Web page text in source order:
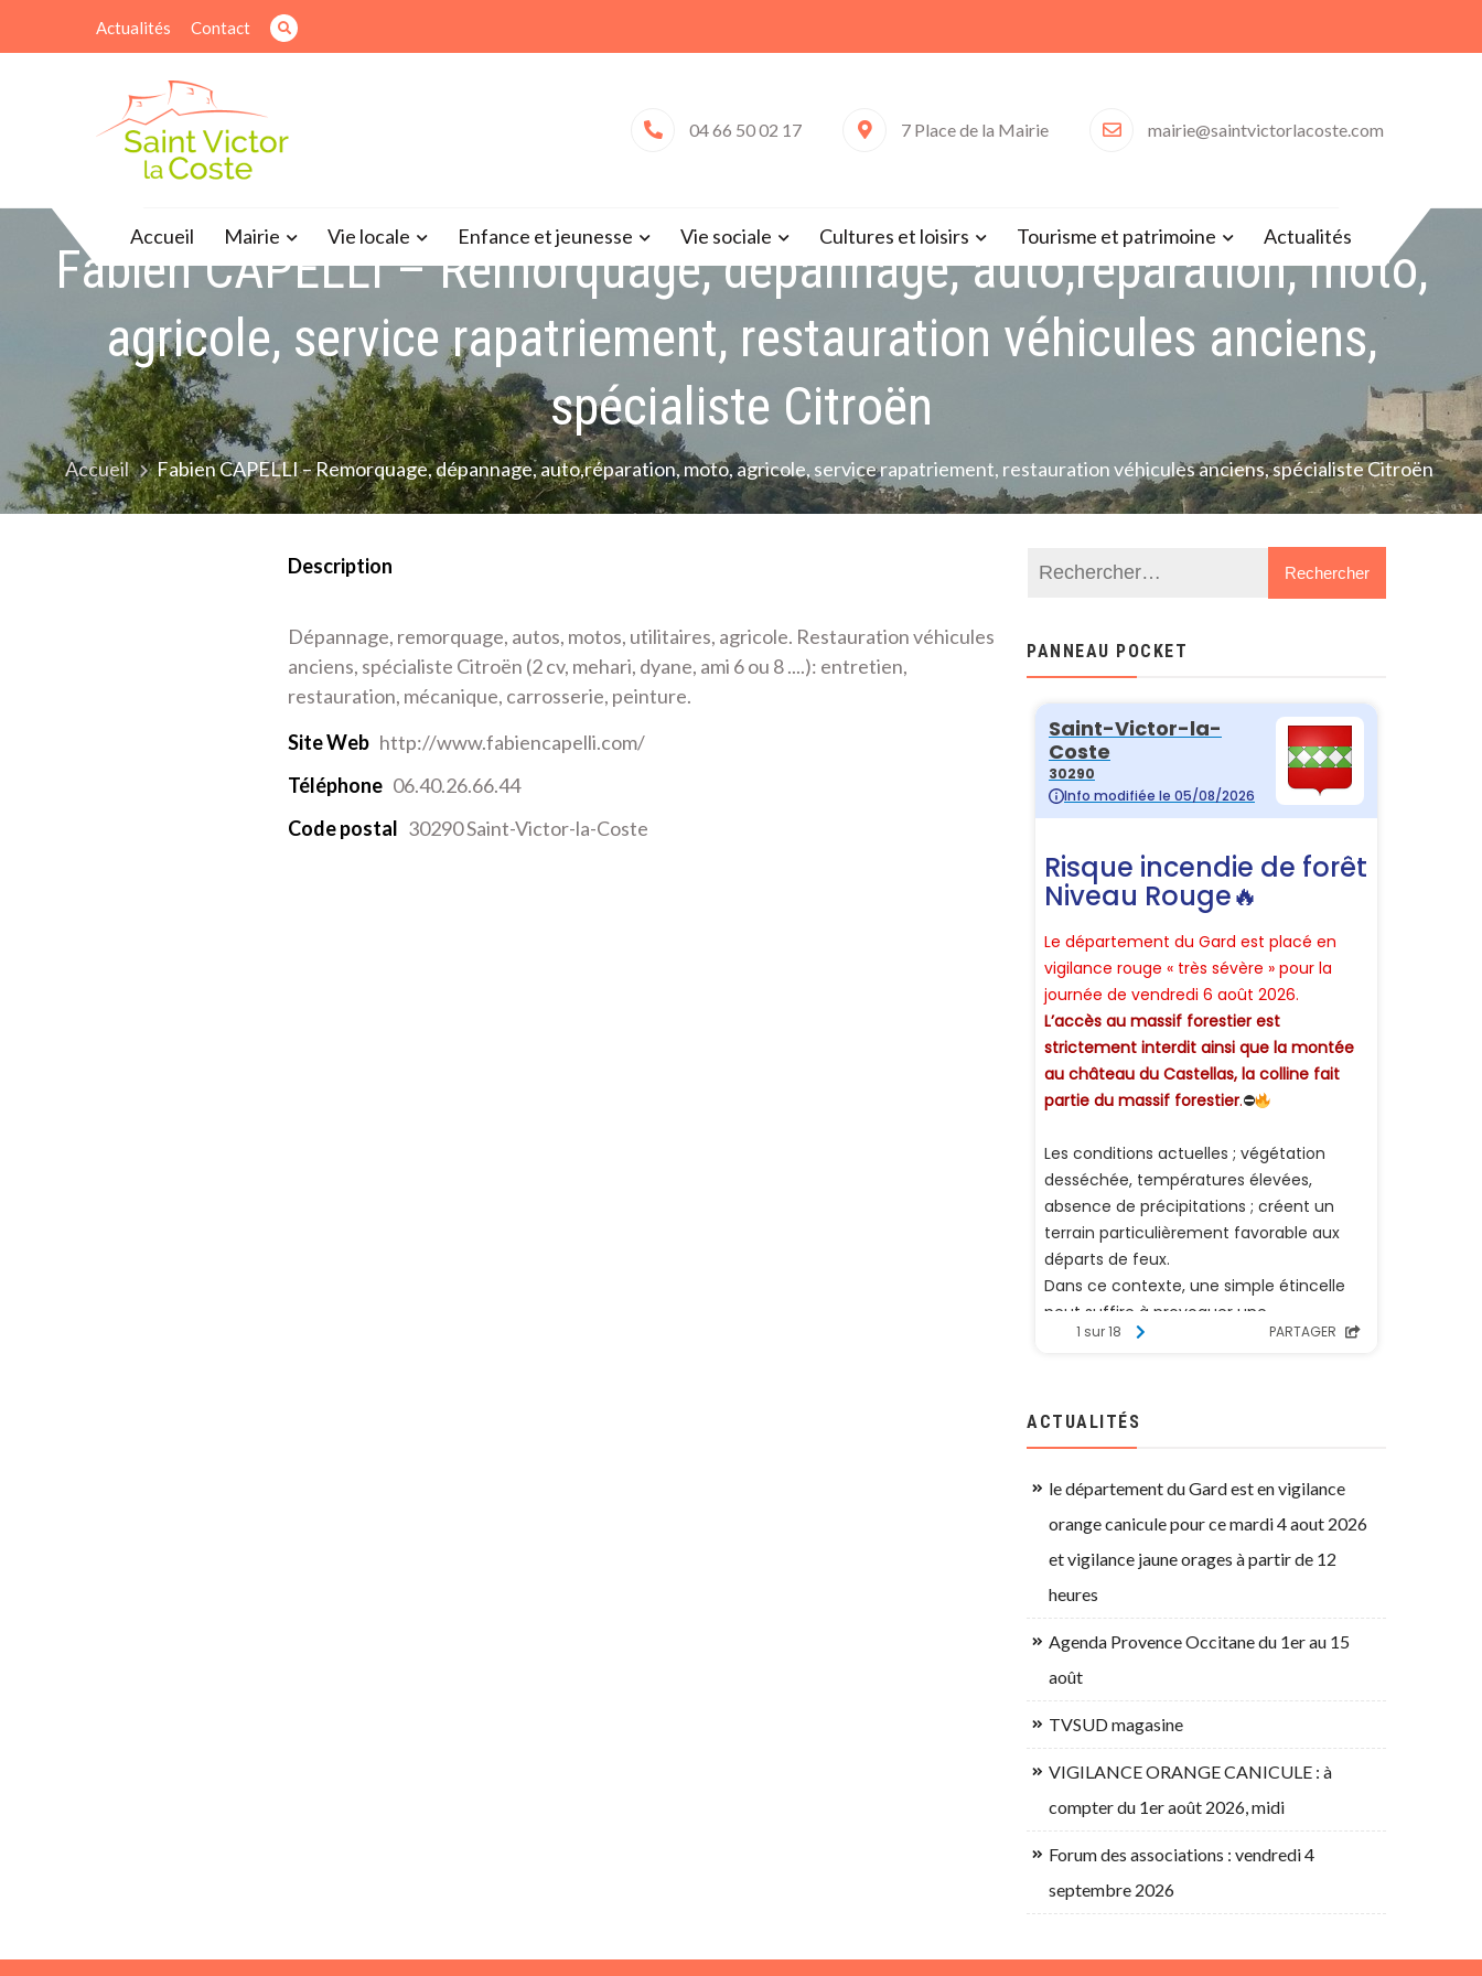
Actualités Contact
04 66 50 02 17 7 Place de la Mairie mairie@saintvictorlacoste.com
Accueil Mairie Vie locale Enfance et jeunesse Vie sociale Cultures et loisirs Tourisme et patrimoine Actualités
Fabien CAPELLI – Remorquage, dépannage, auto,réparation, moto,
agricole, service rapatriement, restauration véhicules anciens,
spécialiste Citroën
Accueil Fabien CAPELLI – Remorquage, dépannage, auto,réparation, moto, agricole, service rapatriement, restauration véhicules anciens, spécialiste Citroën
Description
Dépannage, remorquage, autos, motos, utilitaires, agricole. Restauration véhicules
anciens, spécialiste Citroën (2 cv, mehari, dyane, ami 6 ou 8 ....): entretien,
restauration, mécanique, carrosserie, peinture.
Site Web http://www.fabiencapelli.com/
Téléphone 06.40.26.66.44
Code postal 30290 Saint-Victor-la-Coste
PANNEAU POCKET
ACTUALITÉS
le département du Gard est en vigilance
orange canicule pour ce mardi 4 aout 2026
et vigilance jaune orages à partir de 12
heures
Agenda Provence Occitane du 1er au 15
août
TVSUD magasine
VIGILANCE ORANGE CANICULE : à
compter du 1er août 2026, midi
Forum des associations : vendredi 4
septembre 2026